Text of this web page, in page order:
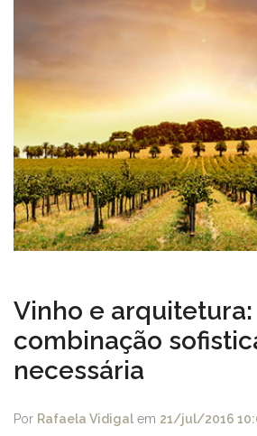
Vinho e arquitetura:
combinação
necessária
Por Rafaela Vidigal em 21/jul/2016